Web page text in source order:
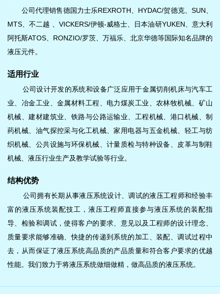
公司代理销售德国力士乐REXROTH、HYDAC/贺德克、SUN、
MTS 、不二越 、VICKERS/伊顿-威格士、 日本油研YUKEN、意大利
阿托斯ATOS、RONZIO/罗茨、万福乐、北京华德等国际知名品牌的
液压元件。
适用行业
公司设计开发的系统和设备广泛应用于金属切削机床与汽车工
业、冶金工业、金属材料工程、电力煤炭工业、农林牧机械、矿山
机械、建材建筑业、铁路与公路运输业、工程机械、港口机械、制
药机械、油气探控采与化工机械、家用电器与五金机械、轻工与纺
织机械、公共设施与环保机械、计量质检与特种设备、皮革与制鞋
机械、液压行业生产及教学试验等行业。
结构优势
公司拥有长期从事液压系统设计、调试的液压工程师和经验丰
富的液压系统装配技工，液压工程师直接参与液压系统的装配指
导、检验和调试，使得客户的要求、意见以及工程师的设计理念、
质量要求能够准确、快捷的传递到系统的加工、装配、调试过程中
去，从而保证了液压系统高品质的产品质量和符合客户要求的优越
性能。我们致力于将液压系统做细做精，做高品质的液压系统。